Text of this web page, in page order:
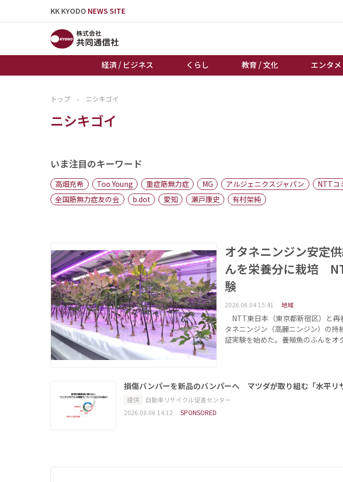
KK KYODO NEWS SITE
経済 / ビジネス くらし 教育 / 文化 エンタメ
トップページ
お知らせ
地域
キーパーソン
トップ › ニシキゴイ
ニシキゴイ
いま注目のキーワード
高畑充希 Too Young 重症筋無力症 MG アルジェニクスジャパン
NTTコ
全国筋無力症友の会
b.dot 愛知 瀬戸康史
有村架純
オタネニンジン安定
んを栄養分に栽培
験
2026.06.04 15:41 地域
NTT東日本（東京都新宿区）と再
タネニンジン（高麗ニンジン）の
証実験を始めた。養殖魚のふんを
損傷バンパーを新品のバンパーへ マツダが取り組む「水平リ
提供
自動車リサイクル促進センター
2026.08.06 14:12
SPONSORED